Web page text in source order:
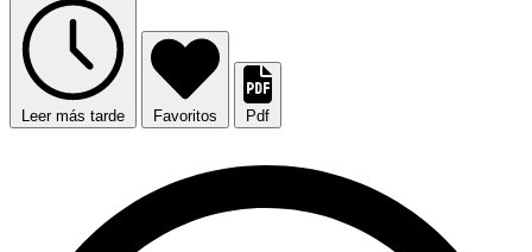
Leer más tarde Favoritos Pdf